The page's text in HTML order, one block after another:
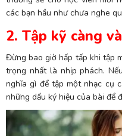
các bạn hầu như chưa nghe
2. Tập kỹ càng
Đừng bao giờ hấp tấp khi tập
trọng nhất là nhịp phách.
nghĩa gì để tập một nhạc cụ
những dấu ký hiệu của bài để